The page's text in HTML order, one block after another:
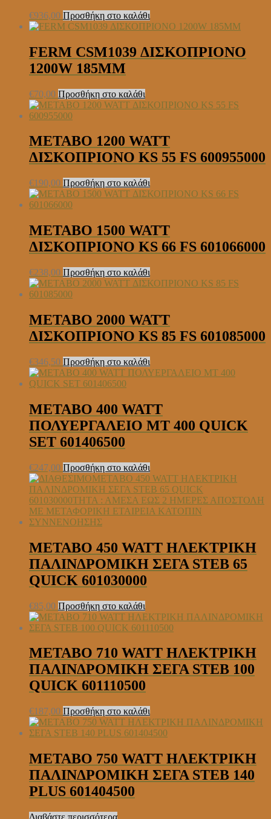
€936,00 Προσθήκη στο καλάθι
FERM CSM1039 ΔΙΣΚΟΠΡΙΟΝΟ
1200W 185ΜΜ
€70,00 Προσθήκη στο καλάθι
METABO 1200 WATT
ΔΙΣΚΟΠΡΙΟΝΟ KS 55 FS 600955000
€190,00 Προσθήκη στο καλάθι
METABO 1500 WATT
ΔΙΣΚΟΠΡΙΟΝΟ KS 66 FS 601066000
€238,00 Προσθήκη στο καλάθι
METABO 2000 WATT
ΔΙΣΚΟΠΡΙΟΝΟ KS 85 FS 601085000
€346,50 Προσθήκη στο καλάθι
METABO 400 WATT
ΠΟΛΥΕΡΓΑΛΕΙΟ MT 400 QUICK
SET 601406500
€247,00 Προσθήκη στο καλάθι
METABO 450 WATT ΗΛΕΚΤΡΙΚΗ
ΠΑΛΙΝΔΡΟΜΙΚΗ ΣΕΓΑ STEB 65
QUICK 601030000
€85,00 Προσθήκη στο καλάθι
METABO 710 WATT ΗΛΕΚΤΡΙΚΗ
ΠΑΛΙΝΔΡΟΜΙΚΗ ΣΕΓΑ STEB 100
QUICK 601110500
€187,00 Προσθήκη στο καλάθι
METABO 750 WATT ΗΛΕΚΤΡΙΚΗ
ΠΑΛΙΝΔΡΟΜΙΚΗ ΣΕΓΑ STEB 140
PLUS 601404500